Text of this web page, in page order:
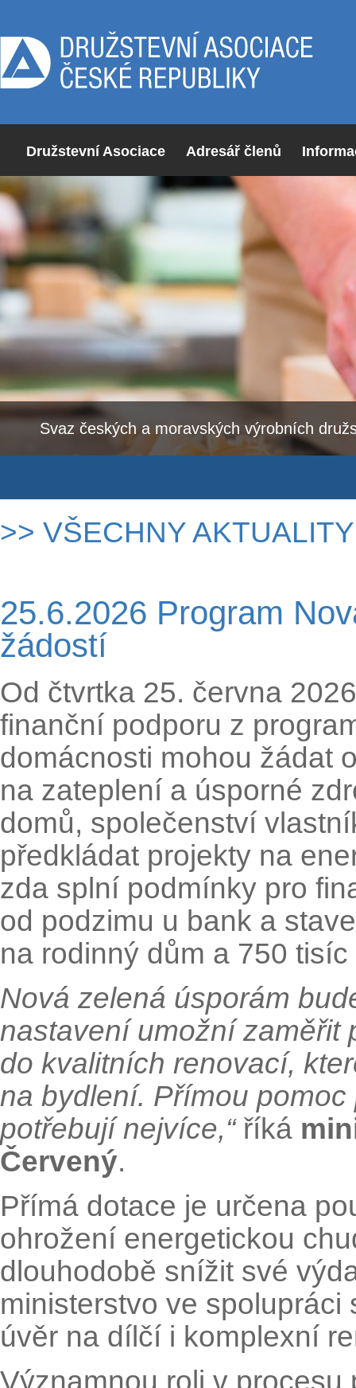
Družstevní Asociace Adresář členů
Svaz českých a moravských výrobních
>> VŠECHNY AKTUALITY
25.6.2026 Program
žádostí
Od čtvrtka 25. června
finanční podporu z
domácnosti mohou žádat
na zateplení a úsporné
domů, společenství
předkládat projekty na
zda splní podmínky pro
od podzimu u bank a
na rodinný dům a 750
Nová zelená úsporám
nastavení umožní zaměřit
do kvalitních renovací,
na bydlení. Přímou
potřebují nejvíce,“říká
Červený.
Přímá dotace je určena
ohrožení energetickou
dlouhodobě snížit své
ministerstvo ve
úvěr na dílčí i komplexní